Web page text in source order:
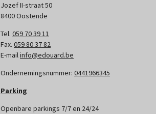
Jozef II-straat 50
8400 Oostende
Tel. 059 70 39 11
Fax. 059 80 37 82
E-mailinfo@edouard.be
Ondernemingsnummer: 0441966345
Parking
Openbare parkings 7/7 en 24/24